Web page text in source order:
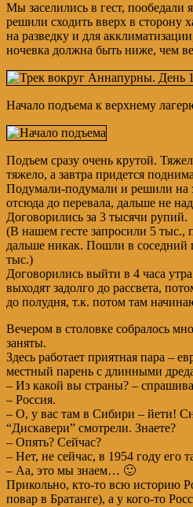
Мы заселились в гест, пообедали
решили сходить вверх в сторону
на разведку и для
ночевка должна быть ниже, чем
Начало подъема к верхнему
Подъем сразу очень крутой.
тяжело, а завтра придется
Подумали-подумали и решили на
отсюда до перевала, дальше не
Договорились за 3 тысячи рупий.
(В нашем гесте запросили 5 тыс.,
дальше никак. Пошли в соседний
тыс.)
Договорились выйти в 4 часа
выходят задолго до рассвета,
до полудня, т.к. потом там
Вечером в столовке собралось
заняты.
Здесь работает приятная пара –
местный парень с длинными
– Из какой вы страны? –
– Россия.
– О, у вас там в Сибири – йети!
“Дискавери” смотрели. Знаете?
– Опять? Сейчас?
– Нет, не сейчас, в 1954 году его
– Аа, это мы знаем… 🙂
Прикольно, кто-то всю историю
повар в Братанге), а у кого-то